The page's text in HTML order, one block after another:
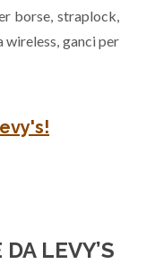
borse, straplock,
ganci per
LEVY’S